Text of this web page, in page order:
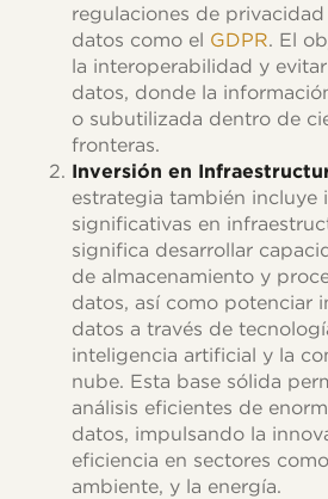
regulaciones de
datos como el GDPR. El
la interoperabilidad y
datos, donde la
o subutilizada dentro de
fronteras.
Inversión en
estrategia también incluye
significativas en
significa desarrollar
de almacenamiento y
datos, así como potenciar
datos a través de
inteligencia artificial y la
nube. Esta base sólida
análisis eficientes de
datos, impulsando la
eficiencia en sectores
ambiente, y la energía.